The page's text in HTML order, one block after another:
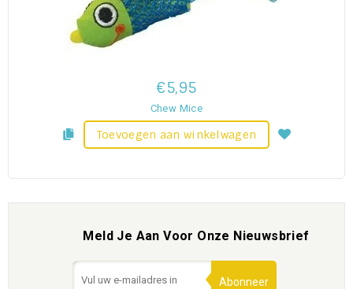
€5,95
Chew Mice
Toevoegen aan winkelwagen
Meld Je Aan Voor Onze Nieuwsbrief
Abonneer